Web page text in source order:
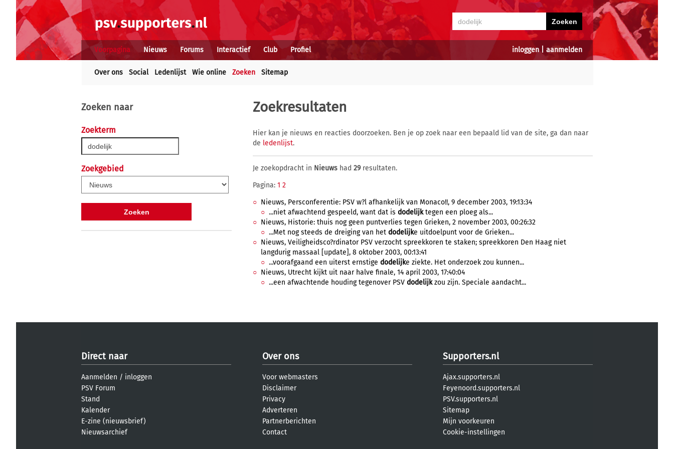
inloggen| aanmelden
Voorpagina Nieuws Forums Interactief Club Profiel
Over ons Social Ledenlijst Wie online Zoeken Sitemap
Zoeken naar
Zoekterm
Zoekgebied
Zoekresultaten
Hier kan je nieuws en reacties doorzoeken. Ben je op zoek naar een bepaald lid van de site, ga dan naar
de ledenlijst.
Je zoekopdracht in Nieuws had 29resultaten.
Pagina: 1 2
Nieuws, Persconferentie: PSV w?l afhankelijk van Monaco!!, 9 december 2003, 19:13:34
...niet afwachtend gespeeld, want dat is dodelijktegen een ploeg als...
Nieuws, Historie: thuis nog geen puntverlies tegen Grieken, 2 november 2003, 00:26:32
...Met nog steeds de dreiging van het dodelijke uitdoelpunt voor de Grieken...
Nieuws, Veiligheidsco?rdinator PSV verzocht spreekkoren te staken; spreekkoren Den Haag niet
langdurig massaal [update], 8 oktober 2003, 00:13:41
...voorafgaand een uiterst ernstige dodelijke ziekte. Het onderzoek zou kunnen...
Nieuws, Utrecht kijkt uit naar halve finale, 14 april 2003, 17:40:04
...een afwachtende houding tegenover PSV dodelijkzou zijn. Speciale aandacht...
Direct naar
Aanmelden / inloggen
PSV Forum
Stand
Kalender
E-zine (nieuwsbrief)
Nieuwsarchief
Over ons
Voor webmasters
Disclaimer
Privacy
Adverteren
Partnerberichten
Contact
Supporters.nl
Ajax.supporters.nl
Feyenoord.supporters.nl
PSV.supporters.nl
Sitemap
Mijn voorkeuren
Cookie-instellingen